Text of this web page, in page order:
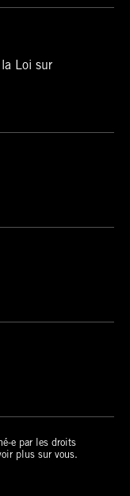
Loi sur
e par les droits
plus sur vous.